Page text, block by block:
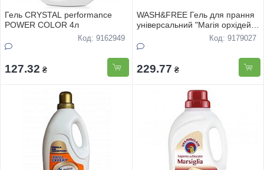
Гель CRYSTAL performance
POWER COLOR 4л
Код: 9162949
127.32 ₴
WASH&FREE Гель для прання
універсальний "Магія орхідей"
Код: 9179027
229.77 ₴